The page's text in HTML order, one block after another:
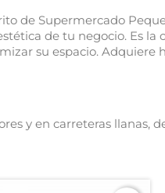
de Supermercado
de tu negocio. Es
su espacio.
y en carreteras llanas,